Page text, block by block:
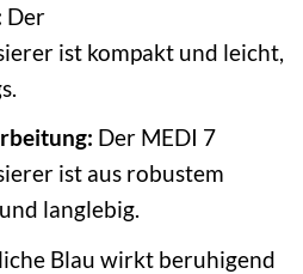
Der
ist kompakt und leicht,
Der MEDI 7
ist aus robustem
langlebig.
Blau wirkt beruhigend